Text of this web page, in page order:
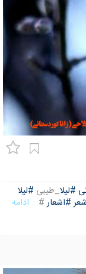
#لیلا_طیبی #لیلا
#اشعار#... ادامه